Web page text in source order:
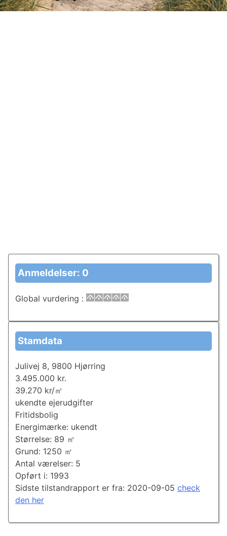
Anmeldelser: 0
Global vurdering :
Stamdata
Julivej 8, 9800 Hjørring
3.495.000 kr.
39.270 kr/㎡
ukendte ejerudgifter
Fritidsbolig
Energimærke: ukendt
Størrelse: 89 ㎡
Grund: 1250 ㎡
Antal værelser: 5
Opført i: 1993
Sidste tilstandrapport er fra: 2020-09-05 check
den her